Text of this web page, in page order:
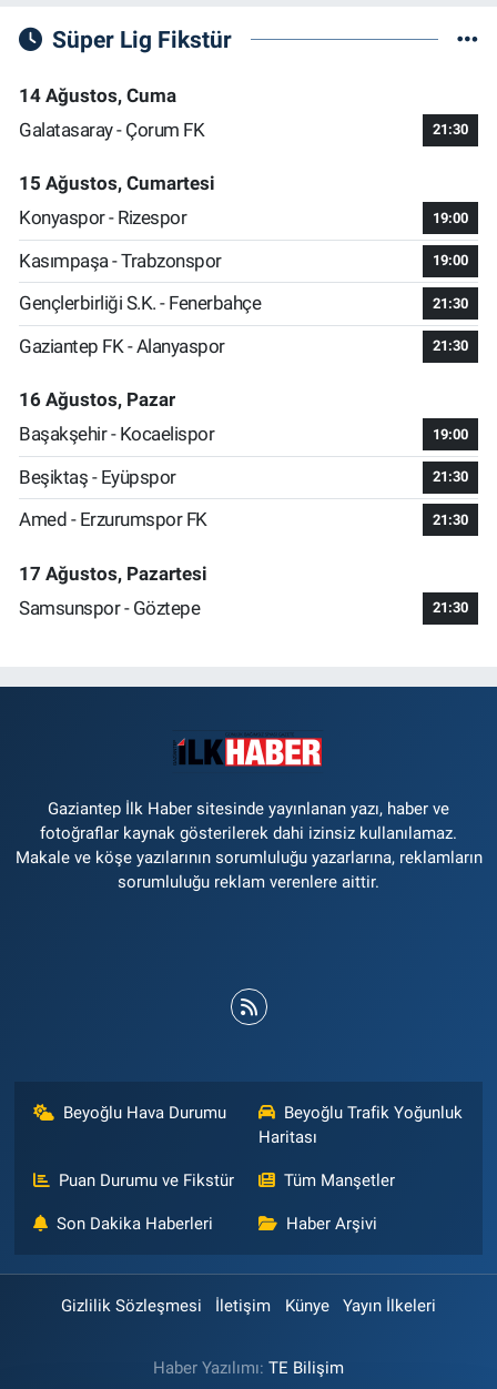
Süper Lig Fikstür
14 Ağustos, Cuma
Galatasaray - Çorum FK
21:30
15 Ağustos, Cumartesi
Konyaspor - Rizespor
19:00
Kasımpaşa - Trabzonspor 19:00
Gençlerbirliği S.K. - Fenerbahçe 21:30
Gaziantep FK - Alanyaspor 21:30
16 Ağustos, Pazar
Başakşehir - Kocaelispor
19:00
Beşiktaş - Eyüpspor 21:30
Amed - Erzurumspor FK 21:30
17 Ağustos, Pazartesi
Samsunspor - Göztepe
21:30
Gaziantep İlk Haber sitesinde yayınlanan yazı, haber ve
fotoğraflar kaynak gösterilerek dahi izinsiz kullanılamaz.
Makale ve köşe yazılarının sorumluluğu yazarlarına, reklamların
sorumluluğu reklam verenlere aittir.
Beyoğlu Hava Durumu
Beyoğlu Trafik Yoğunluk
Haritası
Puan Durumu ve Fikstür Tüm Manşetler
Son Dakika Haberleri Haber Arşivi
Gizlilik Sözleşmesi İletişim Künye Yayın İlkeleri
Haber Yazılımı: TE Bilişim